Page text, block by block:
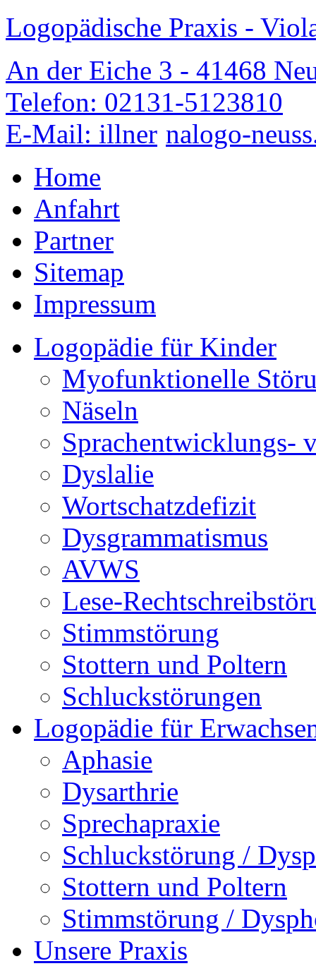
Logopädische Praxis -
An der Eiche 3 - 41468
Telefon: 02131-5123810
E-Mail: illner nalogo-
Home
Anfahrt
Partner
Sitemap
Impressum
Logopädie für Kinder
Myofunktionelle
Näseln
Sprachentwicklungs-
Dyslalie
Wortschatzdefizit
Dysgrammatismus
AVWS
Lese-
Stimmstörung
Stottern und Poltern
Schluckstörungen
Logopädie für
Aphasie
Dysarthrie
Sprechapraxie
Schluckstörung /
Stottern und Poltern
Stimmstörung /
Unsere Praxis